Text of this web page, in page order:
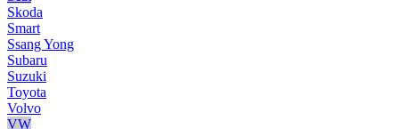
Skoda
Smart
Ssang Yong
Subaru
Suzuki
Toyota
Volvo
VW